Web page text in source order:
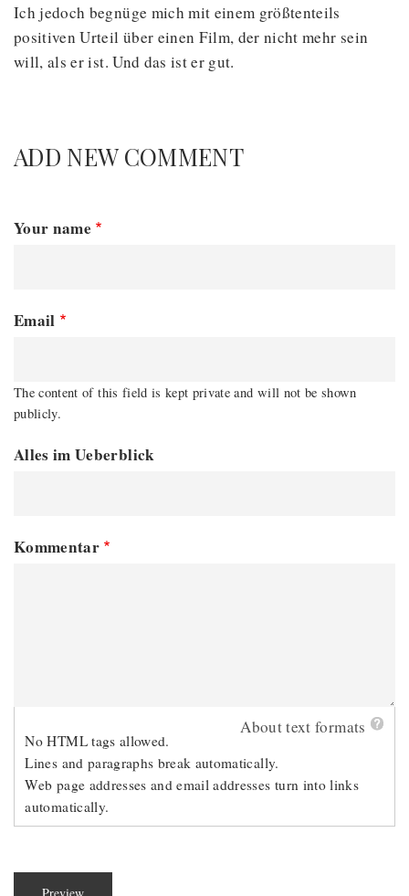
Ich jedoch begnüge mich mit einem größtenteils
positiven Urteil über einen Film, der nicht mehr sein
will, als er ist. Und das ist er gut.
ADD NEW COMMENT
Your name
Email
The content of this field is kept private and will not be shown
publicly.
Alles im Ueberblick
Kommentar
About text formats
No HTML tags allowed.
Lines and paragraphs break automatically.
Web page addresses and email addresses turn into links
automatically.